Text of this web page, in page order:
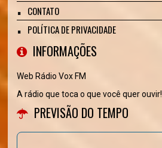
CONTATO
POLÍTICA DE PRIVACIDADE
INFORMAÇÕES
Web Rádio Vox FM
A rádio que toca o que você quer ouvir!
PREVISÃO DO TEMPO